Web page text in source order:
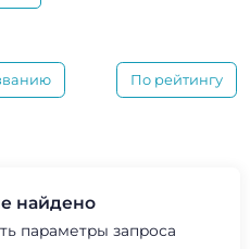
По рейтингу
найдено
параметры запроса